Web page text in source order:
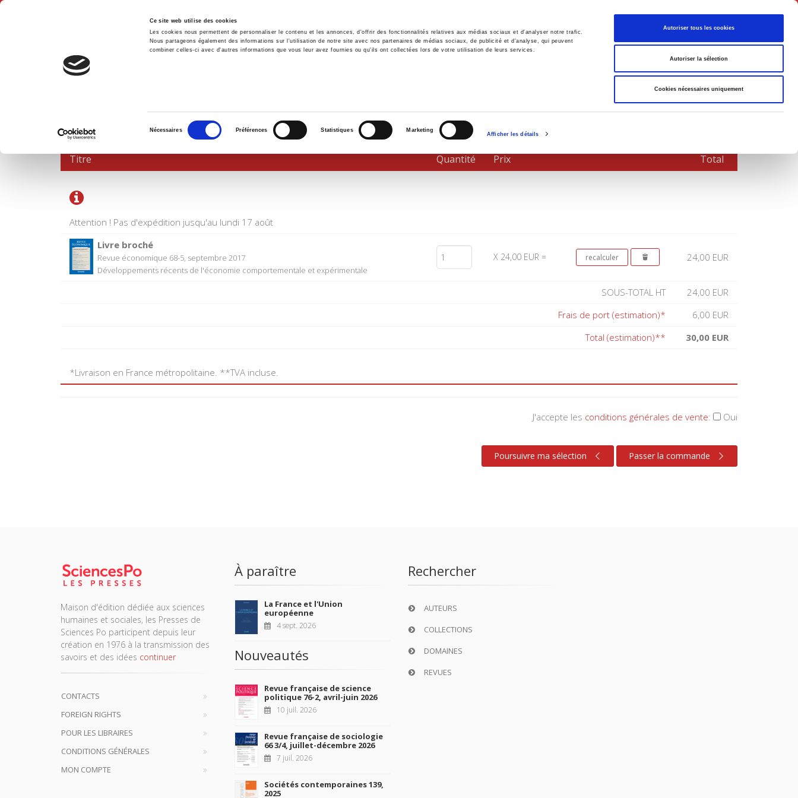
Ce site web utilise des cookies
Les cookies nous permettent de personnaliser le contenu et les annonces, d'offrir des fonctionnalités relatives aux médias sociaux et d'analyser notre trafic.
Nous partageons également des informations sur l'utilisation de notre site avec nos partenaires de médias sociaux, de publicité et d'analyse, qui peuvent
combiner celles-ci avec d'autres informations que vous leur avez fournies ou qu'ils ont collectées lors de votre utilisation de leurs services.
consentement
Nécessaires Préférences Statistiques Marketing
Afficher les détails
Autoriser tous les cookies
Autoriser la sélection
Cookies nécessaires uniquement
Français
Accueil Environnement Histoire International
PANIER D'ACHATS
Attention ! Pas d'expédition jusqu'au lundi 17 août
Titre Quantité Prix Total
Livre broché
Revue économique 68-5, septembre 2017
Développements récents de l'économie comportementale et expérimentale
X 24,00 EUR = 24,00 EUR
SOUS-TOTAL HT
24,00 EUR
Frais de port (estimation)*
6,00 EUR
Total (estimation)**
30,00 EUR
*Livraison en France métropolitaine. **TVA incluse.
J'accepte les conditions générales de vente: Oui
Poursuivre ma sélection Passer la commande
Maison d'édition dédiée aux sciences
humaines et sociales, les Presses de
Sciences Po participent depuis leur
création en 1976 à la transmission des
savoirs et des idées continuer
CONTACTS
FOREIGN RIGHTS
POUR LES LIBRAIRES
CONDITIONS GÉNÉRALES
MON COMPTE
À paraître
La France et l'Union
européenne
4 sept. 2026
Nouveautés
Revue française de science
politique 76-2, avril-juin 2026
10 juil. 2026
Revue française de sociologie
66 3/4, juillet-décembre 2026
7 juil. 2026
Sociétés contemporaines 139,
2025
Rechercher
AUTEURS
COLLECTIONS
DOMAINES
REVUES